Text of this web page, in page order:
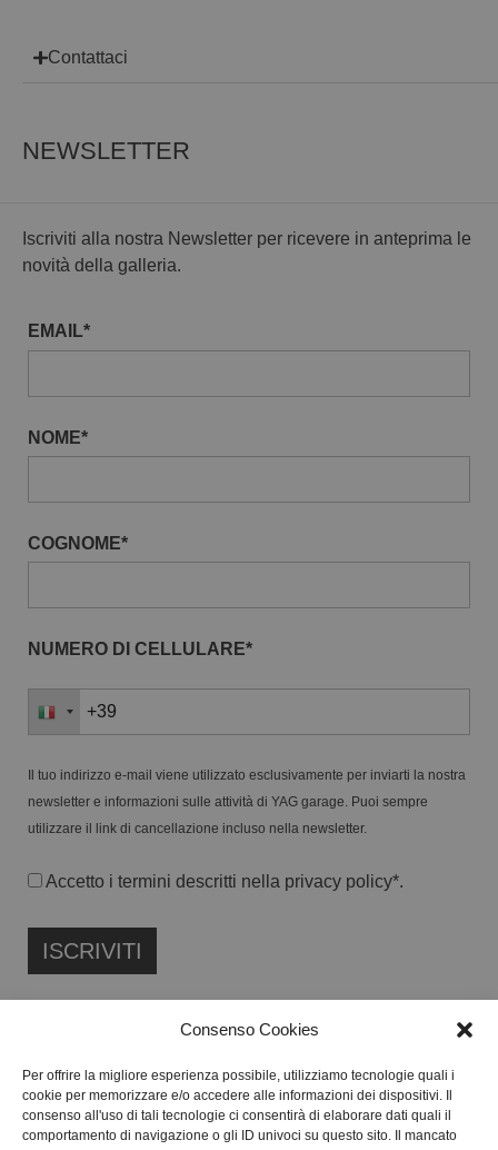
Consenso Cookies
Per offrire la migliore esperienza possibile, utilizziamo tecnologie quali i
cookie per memorizzare e/o accedere alle informazioni dei dispositivi. Il
consenso all'uso di tali tecnologie ci consentirà di elaborare dati quali il
comportamento di navigazione o gli ID univoci su questo sito. Il mancato
Contattaci
NEWSLETTER
Iscriviti alla nostra Newsletter per ricevere in anteprima le
novità della galleria.
EMAIL*
NOME*
COGNOME*
NUMERO DI CELLULARE*
Il tuo indirizzo e-mail viene utilizzato esclusivamente per inviarti la nostra
newsletter e informazioni sulle attività di YAG garage. Puoi sempre
utilizzare il link di cancellazione incluso nella newsletter.
Accetto i termini descritti nella privacy policy*.
FONDAZIONE ETIPUBLICA ENTE FILANTROPICO ETS
ISCRITTA AL RUNTS N. 103422